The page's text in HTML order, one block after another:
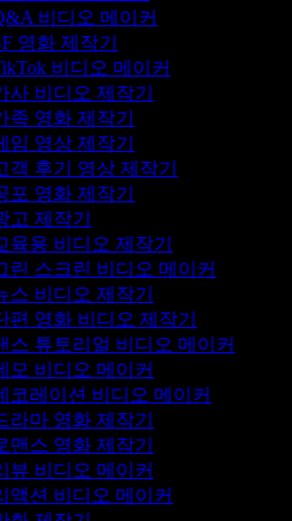
비디오 메이커
영화 제작기
비디오 메이커
사 비디오 제작기
족 영화 제작기
임 영상 제작기
객 후기 영상 제작기
포 영화 제작기
고 제작기
육용 비디오 제작기
린 스크린 비디오 메이커
스 비디오 제작기
편 영화 비디오 제작기
스 튜토리얼 비디오 메이커
모 비디오 메이커
코레이션 비디오 메이커
라마 영화 제작기
맨스 영화 제작기
뷰 비디오 메이커
액션 비디오 메이커